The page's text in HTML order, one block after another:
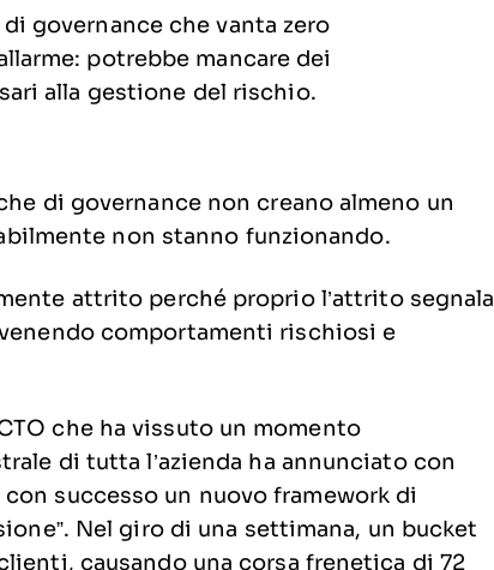
di governance che vanta zero
potrebbe mancare dei
alla gestione del rischio.
di governance non creano almeno un
non stanno funzionando.
attrito perché proprio l’attrito segnala
comportamenti rischiosi e
che ha vissuto un momento
di tutta l’azienda ha annunciato con
successo un nuovo framework di
Nel giro di una settimana, un bucket
causando una corsa frenetica di 72